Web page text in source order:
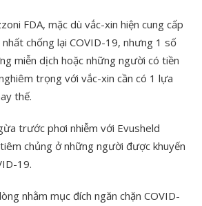
FDA, mặc dù vắc-xin hiện cung cấp
chống lại COVID-19, nhưng 1 số
miễn dịch hoặc những người có tiền
trọng với vắc-xin cần có 1 lựa
thế.
trước phơi nhiễm với Evusheld
chủng ở những người được khuyến
19.
nhằm mục đích ngăn chặn COVID-